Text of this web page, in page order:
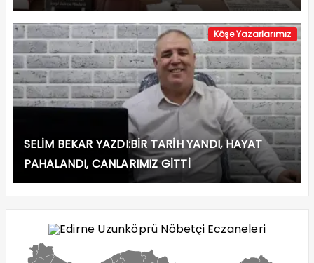
Köşe Yazarlarımız
SELİM BEKAR YAZDI:BİR TARİH YANDI, HAYAT
PAHALANDI, CANLARIMIZ GİTTİ